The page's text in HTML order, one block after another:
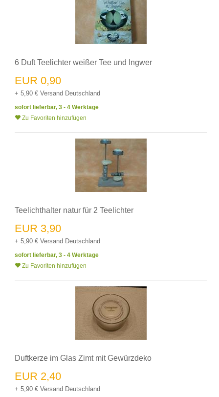
6 Duft Teelichter weißer Tee und Ingwer
EUR 0,90
+ 5,90 € Versand Deutschland
sofort lieferbar, 3 - 4 Werktage
Zu Favoriten hinzufügen
Teelichthalter natur für 2 Teelichter
EUR 3,90
+ 5,90 € Versand Deutschland
sofort lieferbar, 3 - 4 Werktage
Zu Favoriten hinzufügen
Duftkerze im Glas Zimt mit Gewürzdeko
EUR 2,40
+ 5,90 € Versand Deutschland